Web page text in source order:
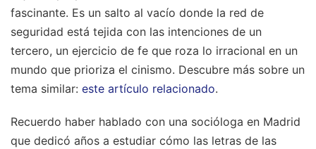
fascinante. Es un salto al vacío donde la red de
seguridad está tejida con las intenciones de un
tercero, un ejercicio de fe que roza lo irracional en un
mundo que prioriza el cinismo. Descubre más sobre un
tema similar: este artículo relacionado.
Recuerdo haber hablado con una socióloga en Madrid
que dedicó años a estudiar cómo las letras de las